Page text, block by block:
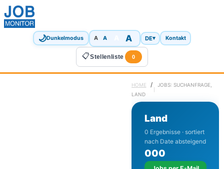
🌙Dunkelmodus A A A DE▾ Kontakt
📋Stellenliste 0
HOME /
JOBS: SUCHANFRAGE,
LAND
Land
0 Ergebnisse · sortiert
nach Date absteigend
000